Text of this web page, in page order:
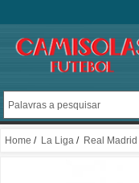
Home / La Liga / Real Madrid